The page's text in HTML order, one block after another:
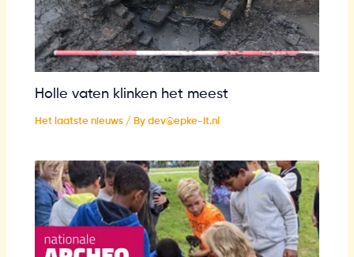
Holle vaten klinken het meest
Het laatste nieuws / Bydev@epke-it.nl